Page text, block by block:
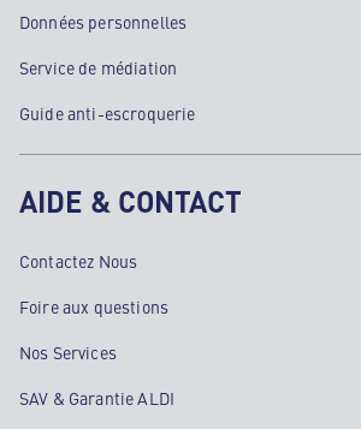
Données personnelles
Service de médiation
Guide anti-escroquerie
AIDE & CONTACT
Contactez Nous
Foire aux questions
Nos Services
SAV & Garantie ALDI